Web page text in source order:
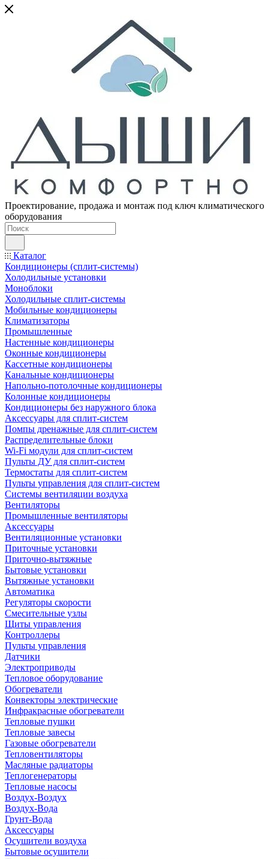
Проектирование, продажа и монтаж под ключ климатического
оборудования
Каталог
Кондиционеры (сплит-системы)
Холодильные установки
Моноблоки
Холодильные сплит-системы
Мобильные кондиционеры
Климатизаторы
Промышленные
Настенные кондиционеры
Оконные кондиционеры
Кассетные кондиционеры
Канальные кондиционеры
Напольно-потолочные кондиционеры
Колонные кондиционеры
Кондиционеры без наружного блока
Аксессуары для сплит-систем
Помпы дренажные для сплит-систем
Распределительные блоки
Wi-Fi модули для сплит-систем
Пульты ДУ для сплит-систем
Термостаты для сплит-систем
Пульты управления для сплит-систем
Системы вентиляции воздуха
Вентиляторы
Промышленные вентиляторы
Аксессуары
Вентиляционные установки
Приточные установки
Приточно-вытяжные
Бытовые установки
Вытяжные установки
Автоматика
Регуляторы скорости
Смесительные узлы
Щиты управления
Контроллеры
Пульты управления
Датчики
Электроприводы
Тепловое оборудование
Обогреватели
Конвекторы электрические
Инфракрасные обогреватели
Тепловые пушки
Тепловые завесы
Газовые обогреватели
Тепловентиляторы
Масляные радиаторы
Теплогенераторы
Тепловые насосы
Воздух-Воздух
Воздух-Вода
Грунт-Вода
Аксессуары
Осушители воздуха
Бытовые осушители